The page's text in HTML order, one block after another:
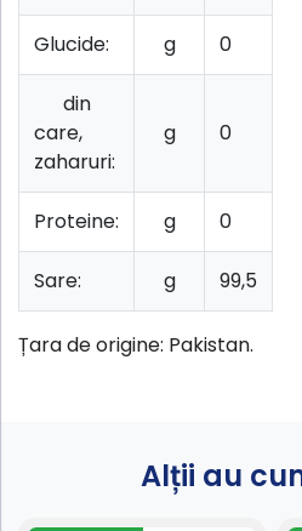
Glucide: g 0
din
care,
zaharuri:
g 0
Proteine: g 0
Sare: g 99,5
Țara de origine: Pakistan.
Alții au